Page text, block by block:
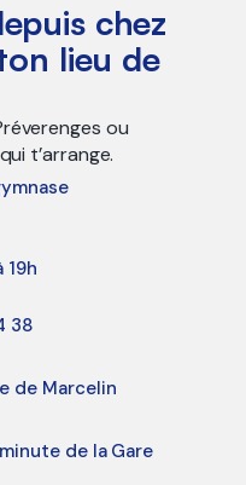
chez
lieu de
ou
t’arrange.
19h
38
de Marcelin
de la Gare